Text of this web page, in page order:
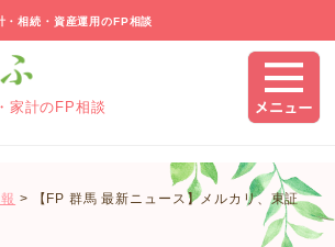
・相続・資産運用のFP相談
家計のFP相談
> 【FP 群馬 最新ニュース】メルカリ、東証